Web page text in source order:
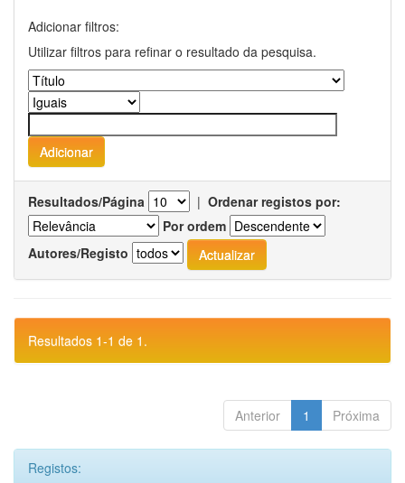
Adicionar filtros:
Utilizar filtros para refinar o resultado da pesquisa.
Resultados/Página | Ordenar registos por:
Por ordem
Autores/Registo
Resultados 1-1 de 1.
Anterior 1 Próxima
Registos: